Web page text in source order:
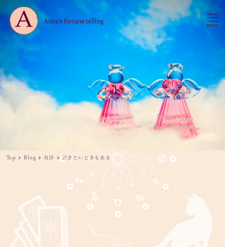
MENU
Top Blog 有沙 泣きたいときもある